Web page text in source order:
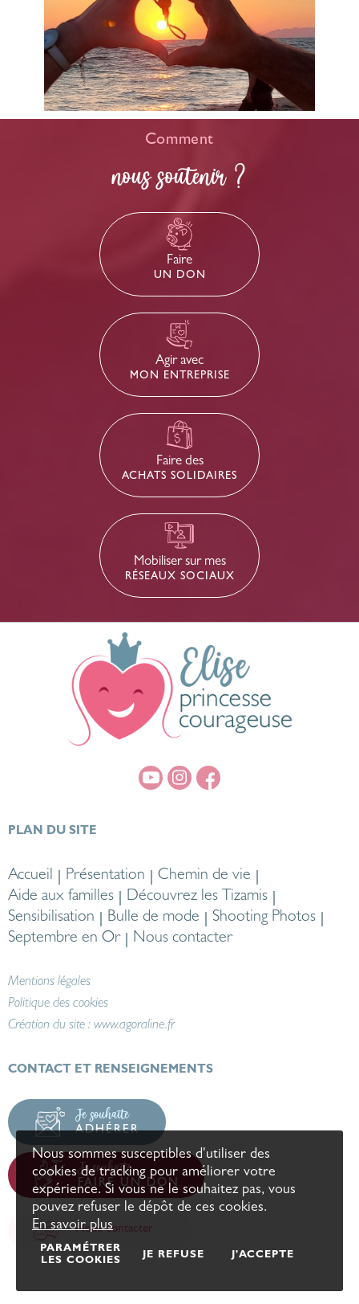
Nous sommes susceptibles d'utiliser des
cookies de tracking pour améliorer votre
expérience. Si vous ne le souhaitez pas, vous
pouvez refuser le dépôt de ces cookies.
En savoir plus
PARAMÉTRER
LES COOKIES
JE REFUSE J'ACCEPTE
Comment
nous soutenir ?
Faire
UN DON
Agir avec
MON ENTREPRISE
Faire des
ACHATS SOLIDAIRES
Mobiliser sur mes
RÉSEAUX SOCIAUX
PLAN DU SITE
Accueil Présentation
Chemin de vie
Aide aux familles
Découvrez les Tizamis
Sensibilisation
Bulle de mode
Shooting Photos
Septembre en Or
Nous contacter
Mentions légales
Politique des cookies
Création du site : www.agoraline.fr
CONTACT ET RENSEIGNEMENTS
Je souhaite
ADHÉRER
Je souhaite
FAIRE UN DON
Nous contacter